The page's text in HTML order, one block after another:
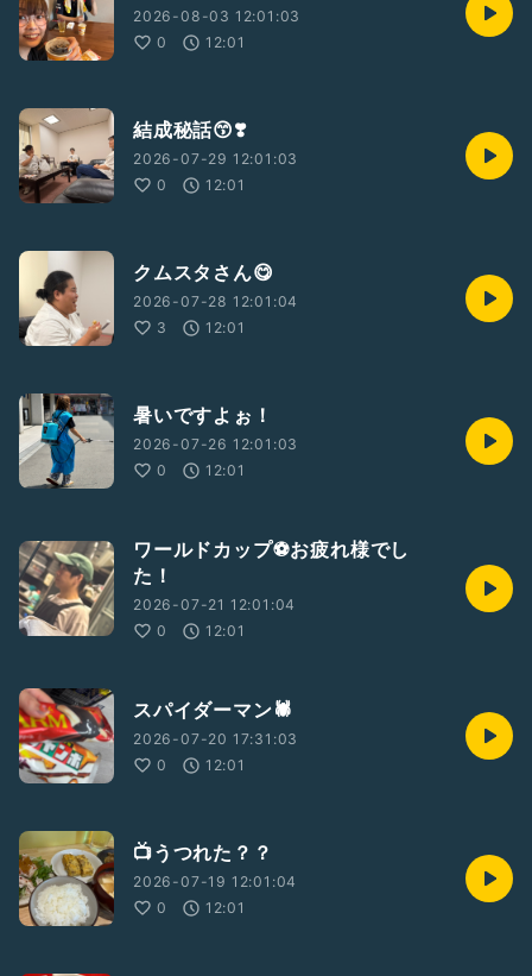
2026-08-03 12:01:03
0
12:01
結成秘話😙❣️
2026-07-29 12:01:03
0
12:01
クムスタさん😋
2026-07-28 12:01:04
3
12:01
暑いですよぉ！
2026-07-26 12:01:03
0
12:01
ワールドカップ⚽️お疲れ様でし
た！
2026-07-21 12:01:04
0
12:01
スパイダーマン🕷️
2026-07-20 17:31:03
0
12:01
📺うつれた？？
2026-07-19 12:01:04
0
12:01